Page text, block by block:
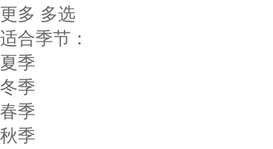
更多 多选
适合季节：
夏季
冬季
春季
秋季